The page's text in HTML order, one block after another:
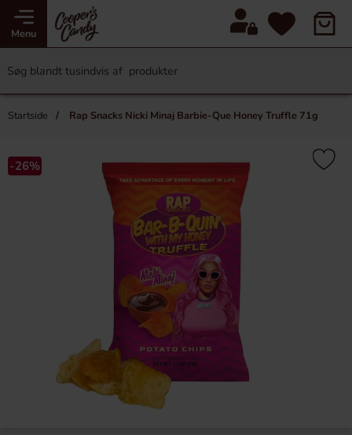
Menu
Startside Rap Snacks Nicki Minaj Barbie-Que Honey Truffle 71g
-26%